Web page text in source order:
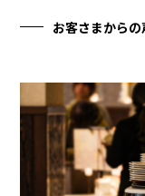
お客さまから